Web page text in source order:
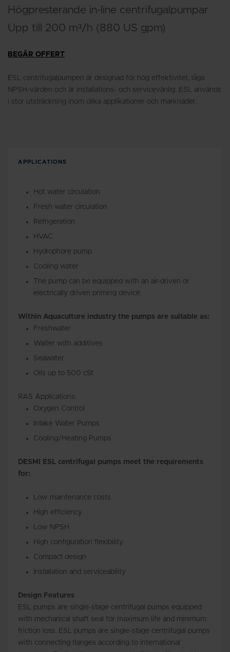
Högpresterande in-line centrifugalpumpar
Upp till 200 m³/h (880 US gpm)
BEGÄR OFFERT
ESL centrifugalpumpen är designad för hög effektivitet, låga
NPSH-värden och är installations- och servicevänlig. ESL används
i stor utsträckning inom olika applikationer och marknader.
APPLICATIONS
Hot water circulation
Fresh water circulation
Refrigeration
HVAC
Hydrophore pump
Cooling water
The pump can be equipped with an air-driven or
electrically driven priming device.
Within Aquaculture industry the pumps are suitable as:
Freshwater
Waiter with additives
Seawater
Oils up to 500 cSt
RAS Applications:
Oxygen Control
Intake Water Pumps
Cooling/Heating Pumps
DESMI ESL centrifugal pumps meet the requirements
for:
Low maintenance costs
High efficiency
Low NPSH
High configuration flexibility
Compact design
Installation and serviceability
Design Features
ESL pumps are single-stage centrifugal pumps equipped
with mechanical shaft seal for maximum life and minimum
friction loss. ESL pumps are single-stage centrifugal pumps
with connecting flanges according to international